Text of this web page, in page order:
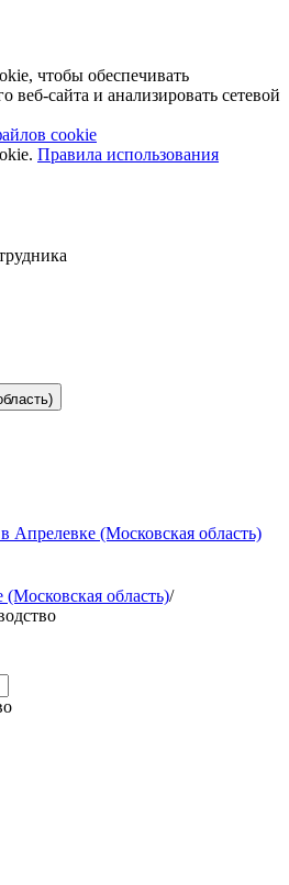
чтобы обеспечивать
веб-сайта и анализировать сетевой
cookie
Правила использования
Апрелевке (Московская область)
область)/